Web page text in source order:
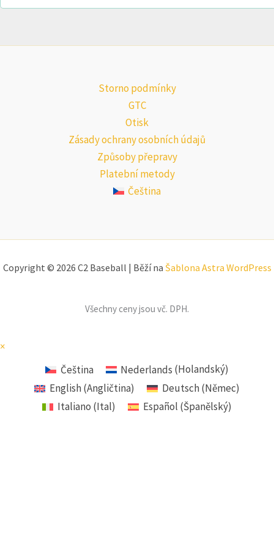
Storno podmínky
GTC
Otisk
Zásady ochrany osobních údajů
Způsoby přepravy
Platební metody
Čeština
Copyright © 2026 C2 Baseball | Běží na Šablona Astra WordPress
Všechny ceny jsou vč. DPH.
×
Čeština
Nederlands (Holandský)
English(Angličtina) Deutsch(Němec)
Italiano (Ital) Español (Španělský)